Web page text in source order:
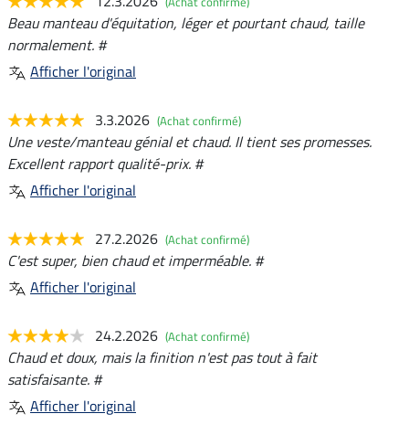
Beau manteau d'équitation, léger et pourtant chaud, taille
normalement. #
Afficher l'original
3.3.2026 (Achat confirmé)
Une veste/manteau génial et chaud. Il tient ses promesses.
Excellent rapport qualité-prix. #
Afficher l'original
27.2.2026 (Achat confirmé)
C'est super, bien chaud et imperméable. #
Afficher l'original
24.2.2026 (Achat confirmé)
Chaud et doux, mais la finition n'est pas tout à fait
satisfaisante. #
Afficher l'original